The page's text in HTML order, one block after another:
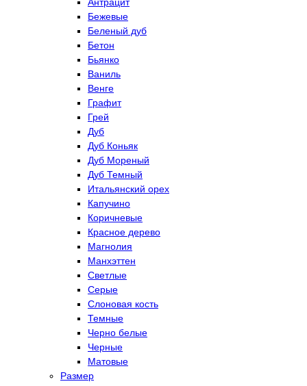
Бежевые
Беленый дуб
Бетон
Бьянко
Ваниль
Венге
Графит
Грей
Дуб
Дуб Коньяк
Дуб Мореный
Дуб Темный
Итальянский орех
Капучино
Коричневые
Красное дерево
Магнолия
Манхэттен
Светлые
Серые
Слоновая кость
Темные
Черно белые
Черные
Матовые
Размер